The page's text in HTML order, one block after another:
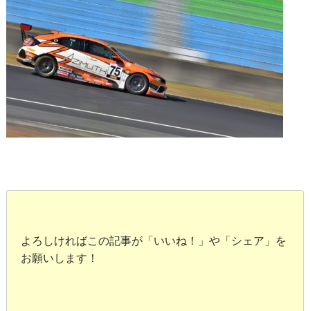
よろしければこの記事が「いいね！」や「シェア」を
お願いします！